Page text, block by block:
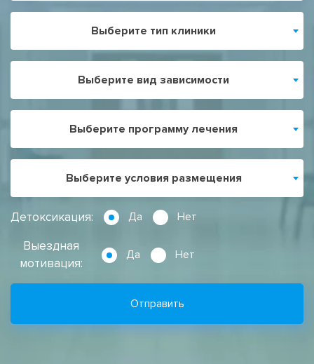
Выберите тип клиники
Выберите вид зависимости
Выберите программу лечения
Выберите условия размещения
Детоксикация: Да Нет
Выездная
мотивация:
Да Нет
Отправить